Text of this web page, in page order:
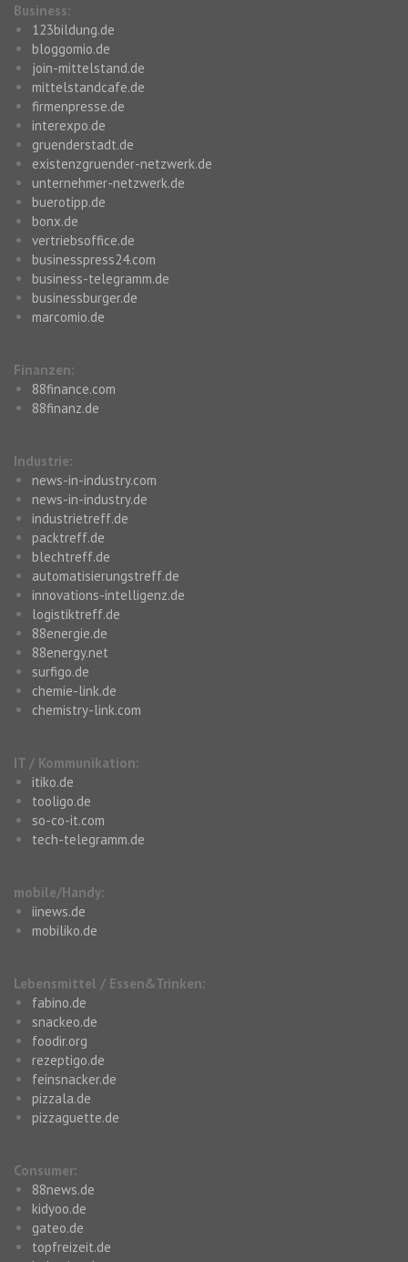
Business:
123bildung.de
bloggomio.de
join-mittelstand.de
mittelstandcafe.de
firmenpresse.de
interexpo.de
gruenderstadt.de
existenzgruender-netzwerk.de
unternehmer-netzwerk.de
buerotipp.de
bonx.de
vertriebsoffice.de
businesspress24.com
business-telegramm.de
businessburger.de
marcomio.de
Finanzen:
88finance.com
88finanz.de
Industrie:
news-in-industry.com
news-in-industry.de
industrietreff.de
packtreff.de
blechtreff.de
automatisierungstreff.de
innovations-intelligenz.de
logistiktreff.de
88energie.de
88energy.net
surfigo.de
chemie-link.de
chemistry-link.com
IT / Kommunikation:
itiko.de
tooligo.de
so-co-it.com
tech-telegramm.de
mobile/Handy:
iinews.de
mobiliko.de
Lebensmittel / Essen&Trinken:
fabino.de
snackeo.de
foodir.org
rezeptigo.de
feinsnacker.de
pizzala.de
pizzaguette.de
Consumer:
88news.de
kidyoo.de
gateo.de
topfreizeit.de